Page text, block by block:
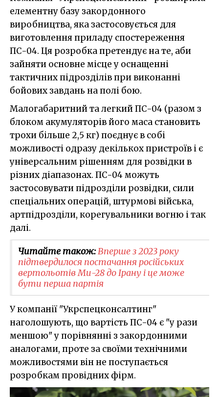
елементну базу закордонного
виробництва, яка застосовується для
виготовлення приладу спостереження
ПС-04. Ця розробка претендує на те, аби
зайняти основне місце у оснащенні
тактичних підрозділів при виконанні
бойових завдань на полі бою.
Малогабаритний та легкий ПС-04 (разом з
блоком акумуляторів його маса становить
трохи більше 2,5 кг) поєднує в собі
можливості одразу декількох пристроїв і є
універсальним рішенням для розвідки в
різних діапазонах. ПС-04 можуть
застосовувати підрозділи розвідки, сили
спеціальних операцій, штурмові війська,
артпідрозділи, корегувальники вогню і так
далі.
Читайте також:Вперше з 2023 року
підтвердилося постачання російських
вертольотів Ми-28 до Ірану і це може
бути перша партія
У компанії "Укрспецконсалтинг"
наголошують, що вартість ПС-04 є "у рази
меншою" у порівнянні з закордонними
аналогами, проте за своїми технічними
можливостями він не поступається
розробкам провідних фірм.